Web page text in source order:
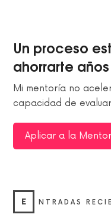
Un proceso
ahorrarte años
Mi mentoría no
capacidad de
Aplicar a la
E NTRADAS